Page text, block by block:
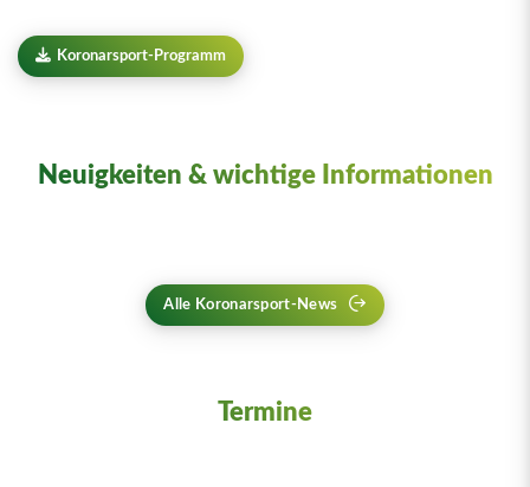
Koronarsport-Programm
Neuigkeiten & wichtige Informationen
Alle Koronarsport-News
Termine